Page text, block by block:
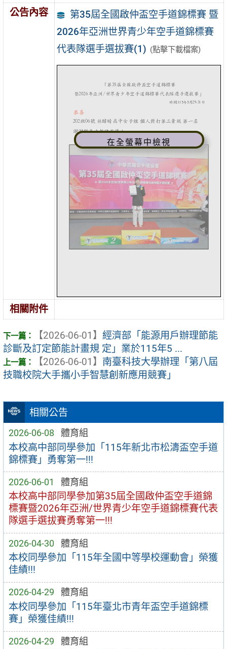
相關公告
2026-06-08 體育組
本校高中部同學參加「115年新北市松濤盃空⼿道
錦標賽」勇奪第一!!!
2026-06-01 體育組
本校高中部同學參加第35屆全國啟仲盃空⼿道錦
標賽暨2026年亞洲/世界青少年空⼿道錦標賽代表
隊選⼿選拔賽勇奪第一!!!
2026-04-30 體育組
本校同學參加「115年全國中等學校運動會」榮獲
佳績!!!
2026-04-29 體育組
本校同學參加「115年臺北市青年盃空⼿道錦標
賽」榮獲佳績!!!
2026-04-29 體育組
公告內容
第35屆全國啟仲盃空手道錦標賽 暨
2026年亞洲世界青少年空手道錦標賽
代表隊選手選拔賽(1) (點擊下載檔案)
在全螢幕中檢視
相關附件
【2026-06-01】 經濟部「能源用戶辦理節能
診斷及訂定節能計畫規 定」業於115年5 ...
【2026-06-01】 南臺科技大學辦理「第八屆
技職校院大手攜小手智慧創新應用競賽」